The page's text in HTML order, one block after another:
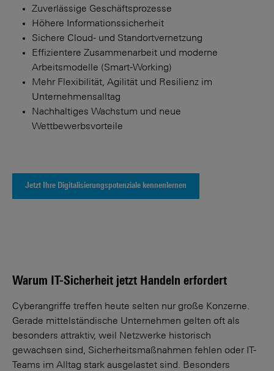
Zuverlässige Geschäftsprozesse
Höhere Informationssicherheit
Sichere Cloud- und Standortvernetzung
Effizientere Zusammenarbeit und moderne
Arbeitsmodelle (Smart-Working)
Mehr Flexibilität, Agilität und Resilienz im
Unternehmensalltag
Nachhaltiges Wachstum und neue
Wettbewerbsvorteile
Jetzt Ihre Digitalisierungspotenziale kennenlernen
Warum IT-Sicherheit jetzt Handeln erfordert
Cyberangriffe treffen heute selten nur große Konzerne.
Gerade mittelständische Unternehmen gelten oft als
besonders attraktiv, weil Netzwerke historisch
gewachsen sind, Sicherheitsmaßnahmen fehlen oder IT-
Teams im Alltag stark ausgelastet sind. Besonders